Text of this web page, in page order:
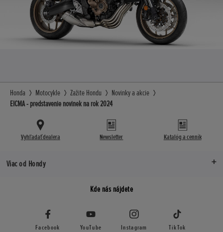
Honda Motocykle Zažite Hondu
Novinky a akcie
EICMA - predstavenie novinek na rok 2024
Vyhľadať dealera Newsletter Katalóg a cenník
Viac od Hondy
Kde nás nájdete
Facebook YouTube Instagram TikTok